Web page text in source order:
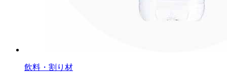
飲料・割り材